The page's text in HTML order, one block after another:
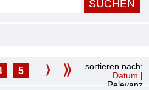
5
sortieren nach:
Datum |
Relevanz